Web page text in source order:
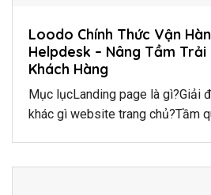
Loodo Chính Thức Vận
Helpdesk – Nâng Tầm Trải
Khách Hàng
Mục lụcLanding page là gì?Giải
khác gì website trang chủ?Tầm